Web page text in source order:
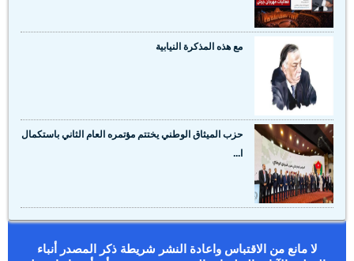
مع هذه المذكرة النيابية
حزب الميثاق الوطني يختتم مؤتمره العام الثاني باستكمال
ا...
لا مانع من الاقتباس واعادة النشر شريطة ذكر المصدر أنباء